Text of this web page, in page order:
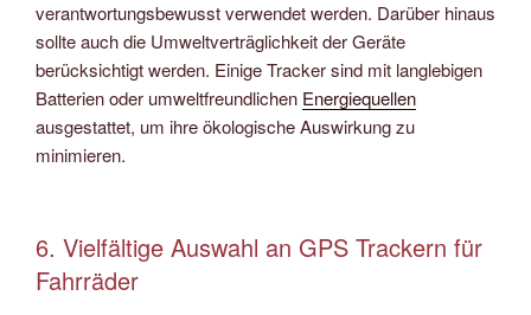
verantwortungsbewusst verwendet werden. Darüber hinaus
sollte auch die Umweltverträglichkeit der Geräte
berücksichtigt werden. Einige Tracker sind mit langlebigen
Batterien oder umweltfreundlichen Energiequellen
ausgestattet, um ihre ökologische Auswirkung zu
minimieren.
6. Vielfältige Auswahl an GPS Trackern für
Fahrräder